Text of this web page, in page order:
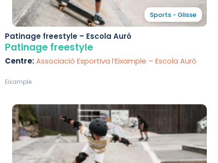
Sports - Glisse
Patinage freestyle – Escola Auró
Patinage freestyle
Centre:Associació Esportiva l’Eixample – Escola Auró
Eixample